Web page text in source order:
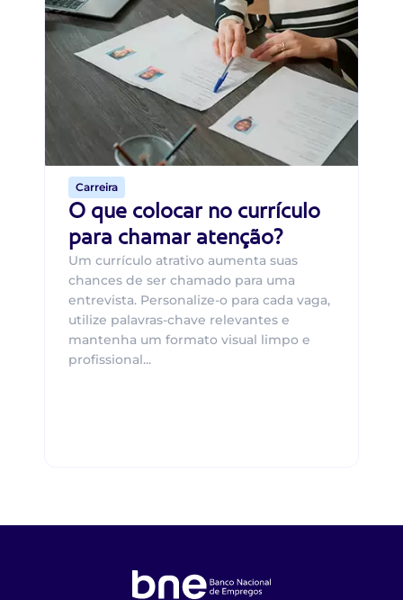
Carreira
O que colocar no currículo
para chamar atenção?
Um currículo atrativo aumenta suas
chances de ser chamado para uma
entrevista. Personalize-o para cada vaga,
utilize palavras-chave relevantes e
mantenha um formato visual limpo e
profissional...